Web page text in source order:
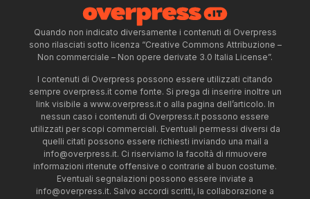
Quando non indicato diversamente i contenuti di Overpress
sono rilasciati sotto licenza “Creative Commons Attribuzione –
Non commerciale – Non opere derivate 3.0 Italia License”.
I contenuti di Overpress possono essere utilizzati citando
sempre overpress.it come fonte. Si prega di inserire inoltre un
link visibile a www.overpress.it o alla pagina dell’articolo. In
nessun caso i contenuti di Overpress.it possono essere
utilizzati per scopi commerciali. Eventuali permessi diversi da
quelli citati possono essere richiesti inviando una mail a
info@overpress.it. Ci riserviamo la facoltà di rimuovere
informazioni ritenute offensive o contrarie al buon costume.
Eventuali segnalazioni possono essere inviate a
info@overpress.it. Salvo accordi scritti, la collaborazione a